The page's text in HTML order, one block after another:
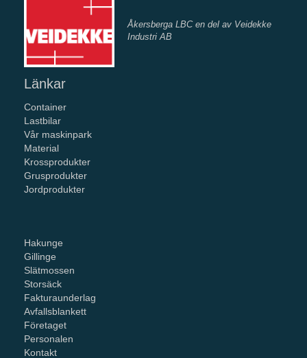
Åkersberga LBC en del av Veidekke
Industri AB
Länkar
Container
Lastbilar
Vår maskinpark
Material
Krossprodukter
Grusprodukter
Jordprodukter
Hakunge
Gillinge
Slätmossen
Storsäck
Fakturaunderlag
Avfallsblankett
Företaget
Personalen
Kontakt